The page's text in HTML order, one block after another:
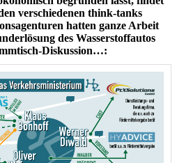
verschiedenen think-tanks
hatten ganze Arbeit
des Wasserstoffautos
Diskussion…: